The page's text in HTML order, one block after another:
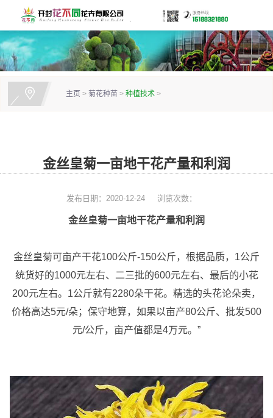
主页 > 菊花种苗 > 种植技术 >
金丝皇菊一亩地干花产量和利润
发布日期：2020-12-24 浏览次数：
金丝皇菊一亩地干花产量和利润
金丝皇菊可亩产干花100公斤-150公斤，根据品质，1公斤
统货好的1000元左右、二三批的600元左右、最后的小花
200元左右。1公斤就有2280朵干花。精选的头花论朵卖，
价格高达5元/朵；保守地算，如果以亩产80公斤、批发500
元/公斤，亩产值都是4万元。”